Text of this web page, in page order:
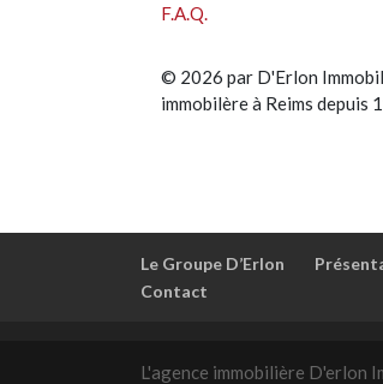
F.A.Q.
© 2026 par D'Erlon
immobilère à Reims depuis
Le Groupe D’Erlon
Contact
L'agence immobilière D'erlon